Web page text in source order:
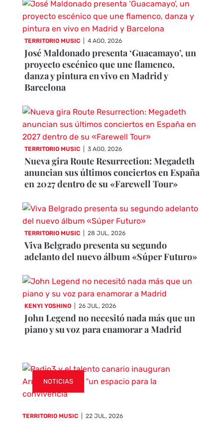
TERRITORIO MUSIC 4 AGO, 2026
José Maldonado presenta ‘Guacamayo’, un
proyecto escénico que une flamenco,
danza y pintura en vivo en Madrid y
Barcelona
TERRITORIO MUSIC 3 AGO, 2026
Nueva gira Route Resurrection: Megadeth
anuncian sus últimos conciertos en España
en 2027 dentro de su «Farewell Tour»
TERRITORIO MUSIC 28 JUL, 2026
Viva Belgrado presenta su segundo
adelanto del nuevo álbum «Súper Futuro»
KENYI YOSHINO 26 JUL, 2026
John Legend no necesitó nada más que un
piano y su voz para enamorar a Madrid
NOTICIAS
TERRITORIO MUSIC 22 JUL, 2026